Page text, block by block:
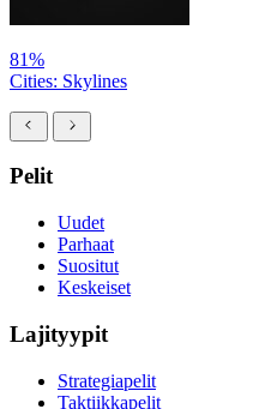
81%
Cities: Skylines
Pelit
Uudet
Parhaat
Suositut
Keskeiset
Lajityypit
Strategiapelit
Taktiikkapelit